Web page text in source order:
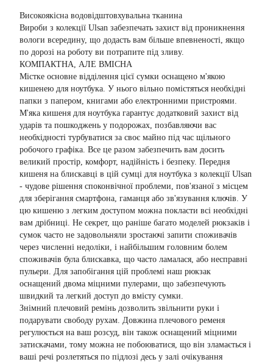
Високоякісна водовідштовхувальна тканина
Вироби з колекції Ulsan забезпечать захист від проникнення
вологи всередину, що додасть вам більше впевненості, якщо
по дорозі на роботу ви потрапите під зливу.
КОМПАКТНА, АЛЕ ВМІСНА
Містке основне відділення цієї сумки оснащено м'якою
кишенею для ноутбука. У нього вільно помістяться необхідні
папки з папером, книгами або електронними пристроями.
М'яка кишеня для ноутбука гарантує додатковий захист від
ударів та пошкоджень у подорожах, позбавляючи вас
необхідності турбуватися за своє майно під час щільного
робочого графіка. Все це разом забезпечить вам досить
великий простір, комфорт, надійність і безпеку. Передня
кишеня на блискавці в цій сумці для ноутбука з колекції Ulsan
- чудове рішення споконвічної проблеми, пов'язаної з місцем
для зберігання смартфона, гаманця або зв'язування ключів. У
цю кишеню з легким доступом можна покласти всі необхідні
вам дрібниці. Не секрет, що раніше багато моделей рюкзаків і
сумок часто не задовольняли зростаючі запити споживачів
через численні недоліки, і найбільшим головним болем
споживачів була блискавка, що часто ламалася, або несправні
пульери. Для запобігання цій проблемі наш рюкзак
оснащений двома міцними пулерами, що забезпечують
швидкий та легкий доступ до вмісту сумки.
Знімний плечовий ремінь дозволить звільнити руки і
подарувати свободу рухам. Довжина плечового ременя
регулюється на ваш розсуд, він також оснащений міцними
затискачами, тому можна не побоюватися, що він зламається і
ваші речі розлетяться по підлозі десь у залі очікування